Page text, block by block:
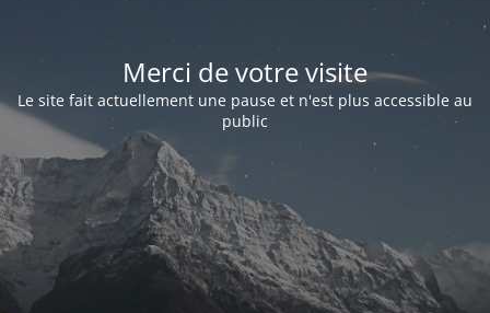
Merci de votre visite
Le site fait actuellement une pause et n'est plus accessible au
public